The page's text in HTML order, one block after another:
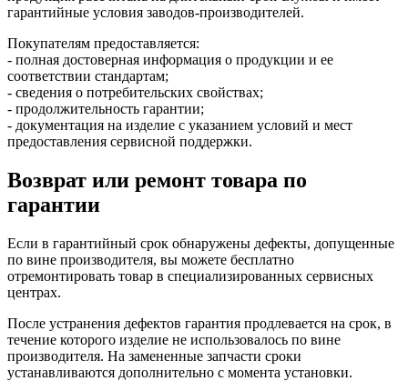
гарантийные условия заводов-производителей.
Покупателям предоставляется:
- полная достоверная информация о продукции и ее
соответствии стандартам;
- сведения о потребительских свойствах;
- продолжительность гарантии;
- документация на изделие с указанием условий и мест
предоставления сервисной поддержки.
Возврат или ремонт товара по
гарантии
Если в гарантийный срок обнаружены дефекты, допущенные
по вине производителя, вы можете бесплатно
отремонтировать товар в специализированных сервисных
центрах.
После устранения дефектов гарантия продлевается на срок, в
течение которого изделие не использовалось по вине
производителя. На замененные запчасти сроки
устанавливаются дополнительно с момента установки.